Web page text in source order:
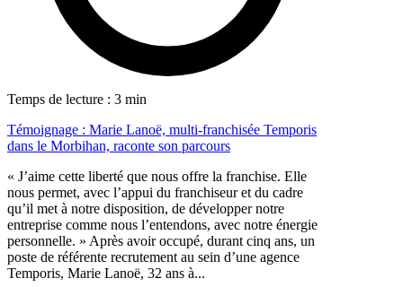
Temps de lecture : 3 min
Témoignage : Marie Lanoë, multi-franchisée Temporis
dans le Morbihan, raconte son parcours
« J’aime cette liberté que nous offre la franchise. Elle
nous permet, avec l’appui du franchiseur et du cadre
qu’il met à notre disposition, de développer notre
entreprise comme nous l’entendons, avec notre énergie
personnelle. » Après avoir occupé, durant cinq ans, un
poste de référente recrutement au sein d’une agence
Temporis, Marie Lanoë, 32 ans à...